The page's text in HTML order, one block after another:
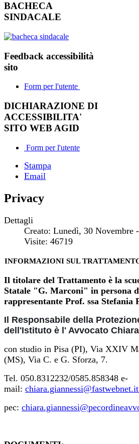
BACHECA
SINDACALE
Feedback accessibilità
sito
Form per l'utente
DICHIARAZIONE DI
ACCESSIBILITA'
SITO WEB AGID
Form per l'utente
Stampa
Email
Privacy
Dettagli
Creato: Lunedì, 30 Novembre
Visite: 46719
INFORMAZIONI SUL
Il titolare del Trattamento è la
Statale "G. Marconi" in persona
rappresentante Prof. ssa Stefania
Il Responsabile della
dell'Istituto è l' Avvocato
con studio in Pisa (PI), Via XXIV
(MS), Via C. e G. Sforza, 7.
Tel. 050.8312232/0585.858348 e-
mail: chiara.giannessi@fastwebnet.it
pec: chiara.giannessi@